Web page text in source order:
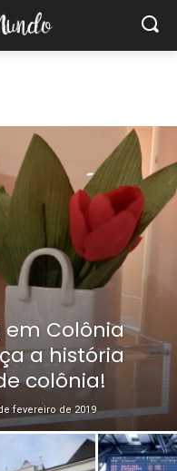
em Colônia
a história
colônia!
fevereiro de 2019